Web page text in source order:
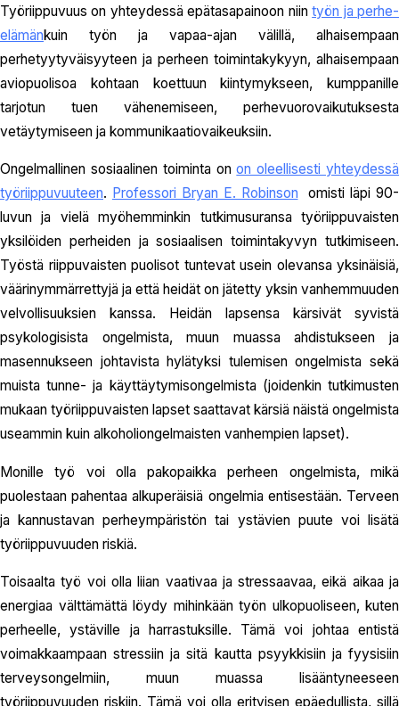
Työriippuvuus on yhteydessä epätasapainoon niintyön ja perhe-
elämänkuin työn ja vapaa-ajan välillä, alhaisempaan
perhetyytyväisyyteen ja perheen toimintakykyyn, alhaisempaan
aviopuolisoa kohtaan koettuun kiintymykseen, kumppanille
tarjotun tuen vähenemiseen, perhevuorovaikutuksesta
vetäytymiseen ja kommunikaatiovaikeuksiin.
Ongelmallinen sosiaalinen toiminta onon oleellisesti yhteydessä
työriippuvuuteen. Professori Bryan E. Robinson omisti läpi 90-
luvun ja vielä myöhemminkin tutkimusuransa työriippuvaisten
yksilöiden perheiden ja sosiaalisen toimintakyvyn tutkimiseen.
Työstä riippuvaisten puolisot tuntevat usein olevansa yksinäisiä,
väärinymmärrettyjä ja että heidät on jätetty yksin vanhemmuuden
velvollisuuksien kanssa. Heidän lapsensa kärsivät syvistä
psykologisista ongelmista, muun muassa ahdistukseen ja
masennukseen johtavista hylätyksi tulemisen ongelmista sekä
muista tunne- ja käyttäytymisongelmista (joidenkin tutkimusten
mukaan työriippuvaisten lapset saattavat kärsiä näistä ongelmista
useammin kuin alkoholiongelmaisten vanhempien lapset).
Monille työ voi olla pakopaikka perheen ongelmista, mikä
puolestaan pahentaa alkuperäisiä ongelmia entisestään. Terveen
ja kannustavan perheympäristön tai ystävien puute voi lisätä
työriippuvuuden riskiä.
Toisaalta työ voi olla liian vaativaa ja stressaavaa, eikä aikaa ja
energiaa välttämättä löydy mihinkään työn ulkopuoliseen, kuten
perheelle, ystäville ja harrastuksille. Tämä voi johtaa entistä
voimakkaampaan stressiin ja sitä kautta psyykkisiin ja fyysisiin
terveysongelmiin, muun muassa lisääntyneeseen
työriippuvuuden riskiin. Tämä voi olla erityisen epäedullista, sillä